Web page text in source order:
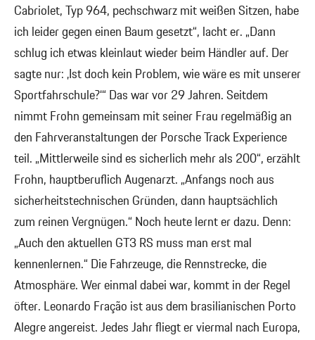
Cabriolet, Typ 964, pechschwarz mit weißen Sitzen, habe
ich leider gegen einen Baum gesetzt“, lacht er. „Dann
schlug ich etwas kleinlaut wieder beim Händler auf. Der
sagte nur: ‚Ist doch kein Problem, wie wäre es mit unserer
Sportfahrschule?‘“ Das war vor 29 Jahren. Seitdem
nimmt Frohn gemeinsam mit seiner Frau regelmäßig an
den Fahrveranstaltungen der Porsche Track Experience
teil. „Mittlerweile sind es sicherlich mehr als 200“, erzählt
Frohn, hauptberuflich Augenarzt. „Anfangs noch aus
sicherheitstechnischen Gründen, dann hauptsächlich
zum reinen Vergnügen.“ Noch heute lernt er dazu. Denn:
„Auch den aktuellen GT3 RS muss man erst mal
kennenlernen.“ Die Fahrzeuge, die Rennstrecke, die
Atmosphäre. Wer einmal dabei war, kommt in der Regel
öfter. Leonardo Fração ist aus dem brasilianischen Porto
Alegre angereist. Jedes Jahr fliegt er viermal nach Europa,